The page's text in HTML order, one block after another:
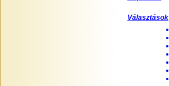
Választások